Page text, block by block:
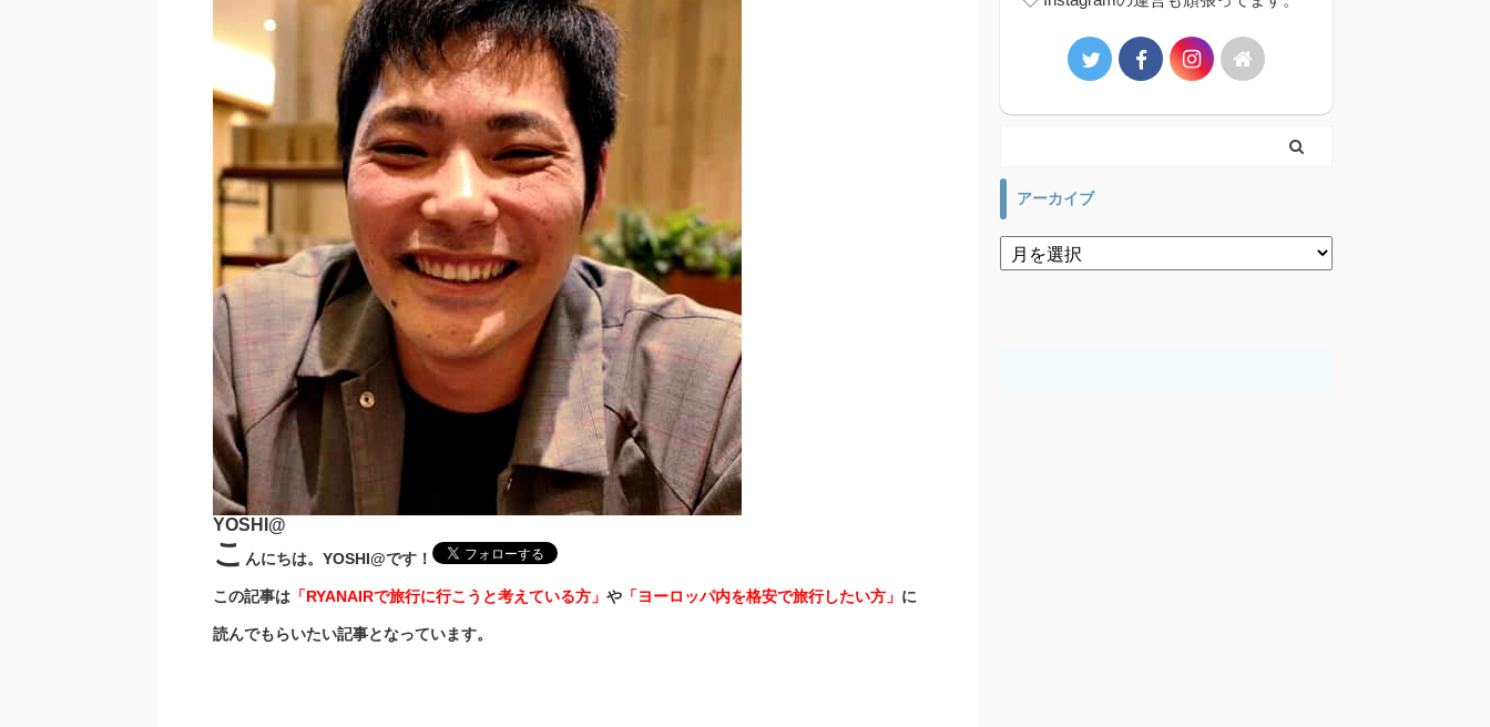
YOSHI@
こ んにちは。YOSHI@です！
この記事は 「RYANAIRで旅行に行こうと考えている方」 や 「ヨーロッパ内を格安で旅行したい方」 に
読んでもらいたい記事となっています。
アーカイブ